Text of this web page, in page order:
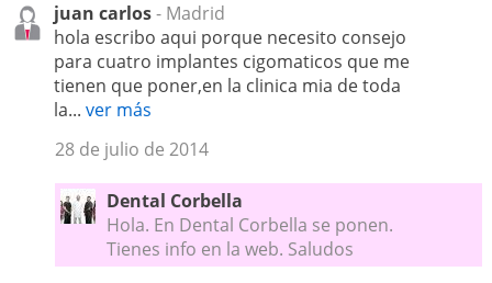
juan carlos- Madrid
hola escribo aqui porque necesito consejo
para cuatro implantes cigomaticos que me
tienen que poner,en la clinica mia de toda
la... ver más
28 de julio de 2014
Dental Corbella
Hola. En Dental Corbella se ponen.
Tienes info en la web. Saludos